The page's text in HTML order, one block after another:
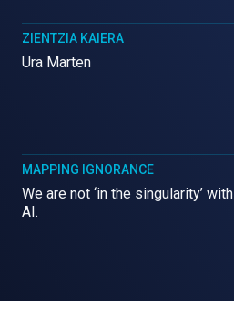
ZIENTZIA KAIERA
Ura Marten
MAPPING IGNORANCE
We are not ‘in the singularity’ with
AI.